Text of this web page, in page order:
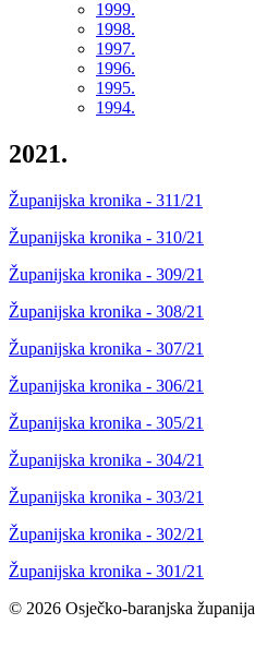
1999.
1998.
1997.
1996.
1995.
1994.
2021.
Županijska kronika - 311/21
Županijska kronika - 310/21
Županijska kronika - 309/21
Županijska kronika - 308/21
Županijska kronika - 307/21
Županijska kronika - 306/21
Županijska kronika - 305/21
Županijska kronika - 304/21
Županijska kronika - 303/21
Županijska kronika - 302/21
Županijska kronika - 301/21
© 2026 Osječko-baranjska županija